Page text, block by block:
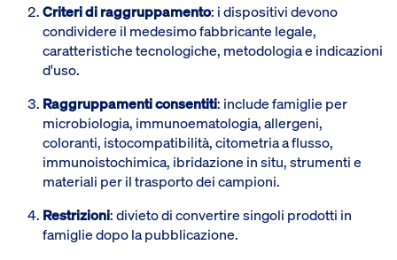
Criteri di raggruppamento: i dispositivi devono
condividere il medesimo fabbricante legale,
caratteristiche tecnologiche, metodologia e indicazioni
d'uso.
Raggruppamenti consentiti: include famiglie per
microbiologia, immunoematologia, allergeni,
coloranti, istocompatibilità, citometria a flusso,
immunoistochimica, ibridazione in situ, strumenti e
materiali per il trasporto dei campioni.
Restrizioni: divieto di convertire singoli prodotti in
famiglie dopo la pubblicazione.